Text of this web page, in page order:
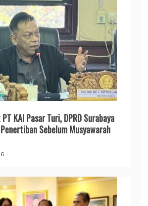
KAI Pasar Turi, DPRD Surabaya
Sebelum Musyawarah